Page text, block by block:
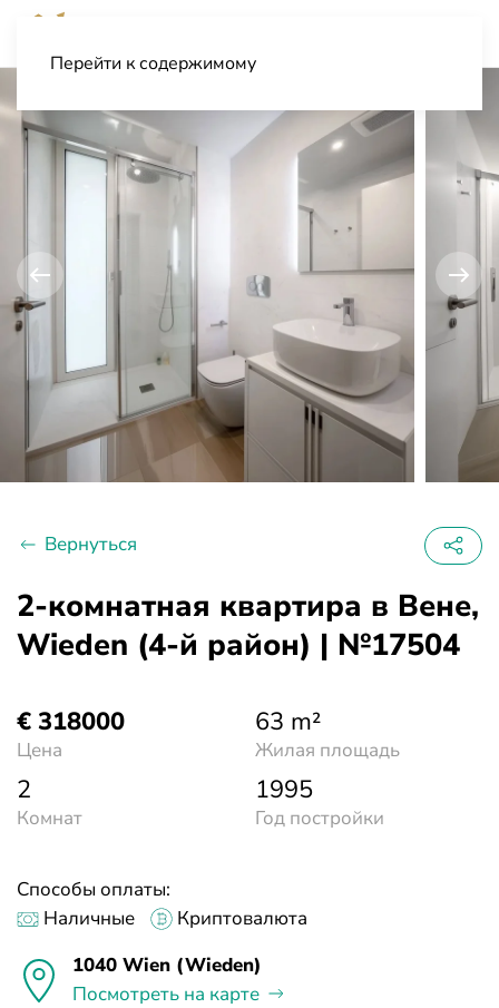
Перейти к содержимому
Вернуться
2-комнатная квартира в Вене,
Wieden (4-й район) | №17504
€ 318000
Цена
63 m²
Жилая площадь
2
Комнат
1995
Год постройки
Способы оплаты:
Наличные
Криптовалюта
1040 Wien (Wieden)
Посмотреть на карте